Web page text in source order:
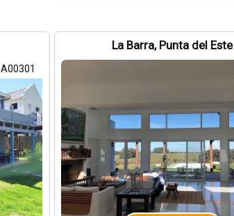
A00301
La Barra, Punta del Este